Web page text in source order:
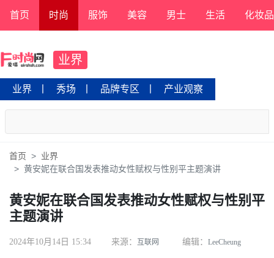
首页 时尚 服饰 美容 男士 生活 化妆品
业界
业界 秀场 品牌专区 产业观察
首页
业界
黄安妮在联合国发表推动女性赋权与性别平主题演讲
黄安妮在联合国发表推动女性赋权与性别平
主题演讲
2024年10月14日 15:34 来源： 互联网 编辑： LeeCheung